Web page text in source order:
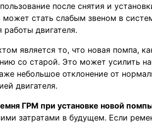
после снятия и
стать слабым звеном в
двигателя.
является то, что новая помпа,
со старой. Это может усилить
небольшое отклонение от
двигателя.
ГРМ при установке новой
затратами в будущем. Если